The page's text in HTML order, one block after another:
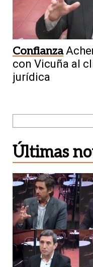
Confianza
con Vicuña al
jurídica
Últimas